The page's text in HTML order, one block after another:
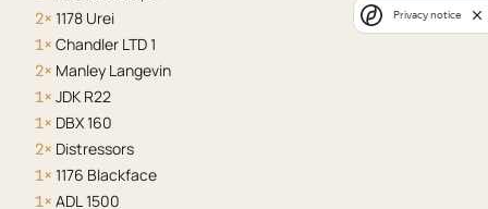
2× 1178 Urei
1× Chandler LTD 1
2× Manley Langevin
1× JDK R22
1× DBX 160
2× Distressors
1× 1176 Blackface
1× ADL 1500
Privacy notice